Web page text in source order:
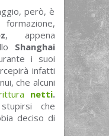
però, è
, appena
Shanghai
i suoi
infatti
che alcuni
netti.
che
deciso di